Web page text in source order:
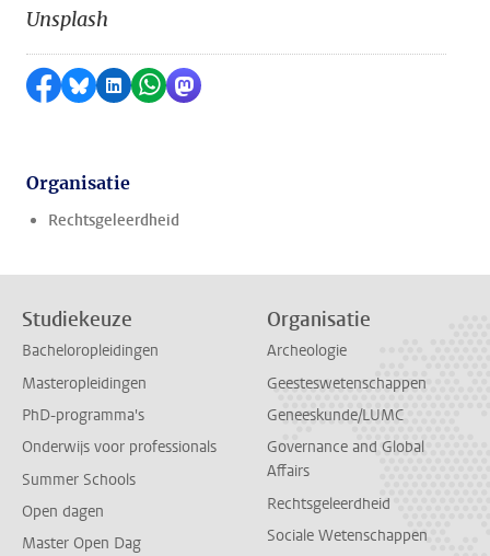
Unsplash
Delen op Facebook
Delen via Bluesky
Delen op LinkedIn
Delen via WhatsApp
Delen via Mastodon
Organisatie
Rechtsgeleerdheid
Studiekeuze
Bacheloropleidingen
Masteropleidingen
PhD-programma's
Onderwijs voor professionals
Summer Schools
Open dagen
Master Open Dag
Organisatie
Archeologie
Geesteswetenschappen
Geneeskunde/LUMC
Governance and Global
Affairs
Rechtsgeleerdheid
Sociale Wetenschappen